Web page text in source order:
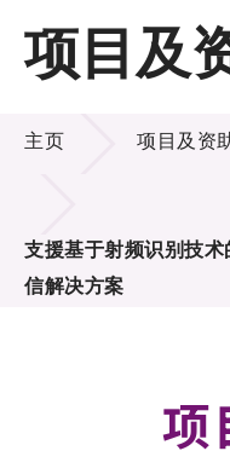
主页
关于LSCM
技术商品化
合作计划
征求研发项目
项目及
项目及资助计划
主页 项目及资
支援基于射频识别技术
信解决方案
项